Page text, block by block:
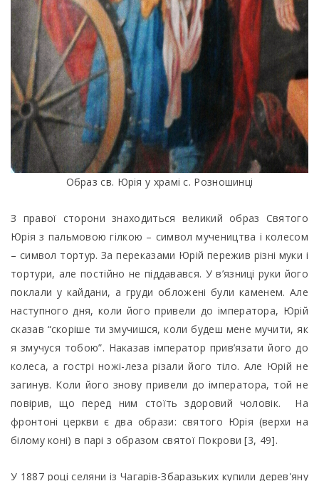
Образ св. Юрія у храмі с. Розношинці
З правої сторони знаходиться великий образ Святого
Юрія з пальмовою гілкою – символ мучеництва і колесом
– символ тортур. За переказами Юрій пережив різні муки і
тортури, але постійно не піддавався. У в’язниці руки його
поклали у кайдани, а груди обложені були каменем. Але
наступного дня, коли його привели до імператора, Юрій
сказав “скоріше ти змучишся, коли будеш мене мучити, як
я змучуся тобою”. Наказав імператор прив’язати його до
колеса, а гострі ножі-леза різали його тіло. Але Юрій не
загинув. Коли його знову привели до імператора, той не
повірив, що перед ним стоїть здоровий чоловік. На
фронтоні церкви є два образи: святого Юрія (верхи на
білому коні) в парі з образом святої Покрови [3, 49].
У 1887 році селяни із Чагарів-Збаразьких купили дерев'яну